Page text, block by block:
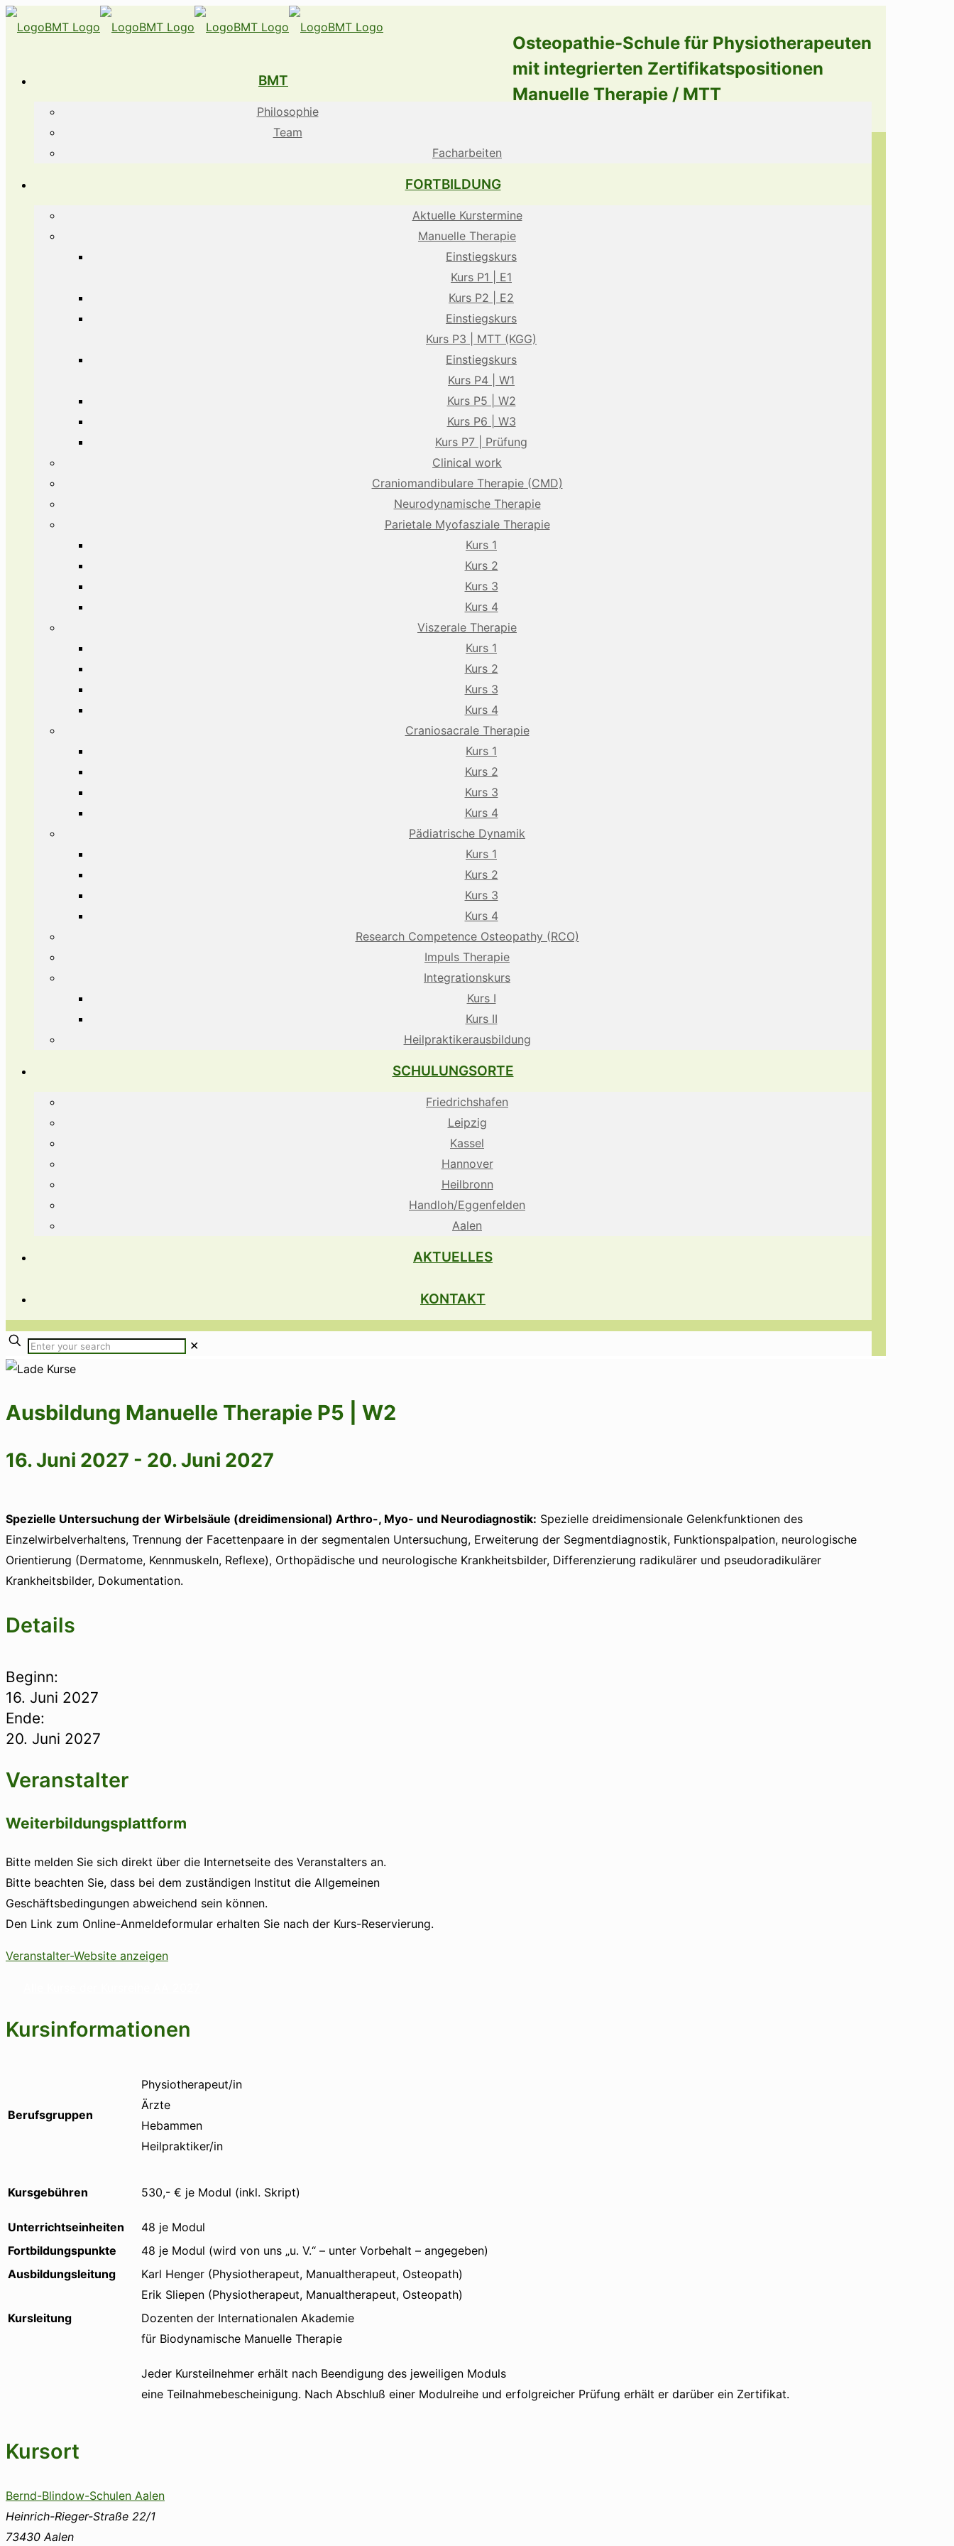
Osteopathie-Schule für Physiotherapeuten
mit integrierten Zertifikatspositionen
Manuelle Therapie / MTT
BMT
Philosophie
Team
Facharbeiten
FORTBILDUNG
Aktuelle Kurstermine
Manuelle Therapie
Einstiegskurs
Kurs P1 | E1
Kurs P2 | E2
Einstiegskurs
Kurs P3 | MTT (KGG)
Einstiegskurs
Kurs P4 | W1
Kurs P5 | W2
Kurs P6 | W3
Kurs P7 | Prüfung
Clinical work
Craniomandibulare Therapie (CMD)
Neurodynamische Therapie
Parietale Myofasziale Therapie
Kurs 1
Kurs 2
Kurs 3
Kurs 4
Viszerale Therapie
Kurs 1
Kurs 2
Kurs 3
Kurs 4
Craniosacrale Therapie
Kurs 1
Kurs 2
Kurs 3
Kurs 4
Pädiatrische Dynamik
Kurs 1
Kurs 2
Kurs 3
Kurs 4
Research Competence Osteopathy (RCO)
Impuls Therapie
Integrationskurs
Kurs I
Kurs II
Heilpraktikerausbildung
SCHULUNGSORTE
Friedrichshafen
Leipzig
Kassel
Hannover
Heilbronn
Handloh/Eggenfelden
Aalen
AKTUELLES
KONTAKT
✕
Ausbildung Manuelle Therapie P5 | W2
16. Juni 2027 - 20. Juni 2027
Spezielle Untersuchung der Wirbelsäule (dreidimensional) Arthro-, Myo- und Neurodiagnostik: Spezielle dreidimensionale Gelenkfunktionen des
Einzelwirbelverhaltens, Trennung der Facettenpaare in der segmentalen Untersuchung, Erweiterung der Segmentdiagnostik, Funktionspalpation, neurologische
Orientierung (Dermatome, Kennmuskeln, Reflexe), Orthopädische und neurologische Krankheitsbilder, Differenzierung radikulärer und pseudoradikulärer
Krankheitsbilder, Dokumentation.
Details
Beginn:
16. Juni 2027
Ende:
20. Juni 2027
Veranstalter
Weiterbildungsplattform
Bitte melden Sie sich direkt über die Internetseite des Veranstalters an.
Bitte beachten Sie, dass bei dem zuständigen Institut die Allgemeinen
Geschäftsbedingungen abweichend sein können.
Den Link zum Online-Anmeldeformular erhalten Sie nach der Kurs-Reservierung.
Veranstalter-Website anzeigen
Kursinformationen
Berufsgruppen
Physiotherapeut/in
Ärzte
Hebammen
Heilpraktiker/in
Kursgebühren 530,- € je Modul (inkl. Skript)
Unterrichtseinheiten
48 je Modul
Fortbildungspunkte
48 je Modul (wird von uns „u. V.“ – unter Vorbehalt – angegeben)
Ausbildungsleitung
Karl Henger (Physiotherapeut, Manualtherapeut, Osteopath)
Erik Sliepen (Physiotherapeut, Manualtherapeut, Osteopath)
Kursleitung
Dozenten der Internationalen Akademie
für Biodynamische Manuelle Therapie
Jeder Kursteilnehmer erhält nach Beendigung des jeweiligen Moduls
eine Teilnahmebescheinigung. Nach Abschluß einer Modulreihe und erfolgreicher Prüfung erhält er darüber ein Zertifikat.
Kursort
Bernd-Blindow-Schulen Aalen
Heinrich-Rieger-Straße 22/1
73430 Aalen